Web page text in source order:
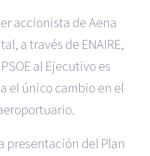
accionista de Aena
a través de ENAIRE,
al Ejecutivo es
el único cambio en el
presentación del Plan